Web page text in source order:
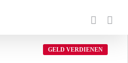
GELD VERDIENEN